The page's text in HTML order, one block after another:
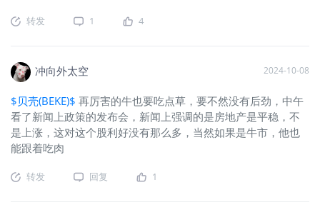
转发 1 4
冲向外太空 2024-10-08
$贝壳(BEKE)$ 再厉害的牛也要吃点草，要不然没有后劲，中午
看了新闻上政策的发布会，新闻上强调的是房地产是平稳，不
是上涨，这对这个股利好没有那么多，当然如果是牛市，他也
能跟着吃肉
转发 回复 1